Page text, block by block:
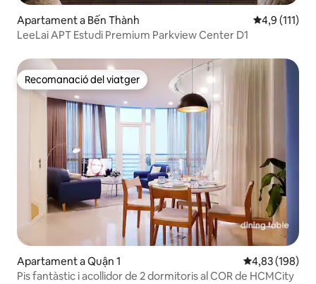
Apartament a Bến Thành 4,9 de
4,9 (111)
LeeLai APT Estudi Premium Parkview Center D1
Recomanació del viatger
Recomanació del viatger
Apartament a Quận 1 4,83 de
4,83 (198)
Pis fantàstic i acollidor de 2 dormitoris al COR de HCMCity